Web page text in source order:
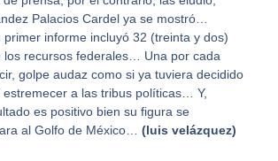
Palacios Cardel ya se mostró…
primer informe incluyó 32 (treinta y dos)
los recursos federales… Una por cada
golpe audaz como si ya tuviera decidido
estremecer a las tribus políticas… Y,
es positivo bien su figura se
al Golfo de México…(luis velázquez)